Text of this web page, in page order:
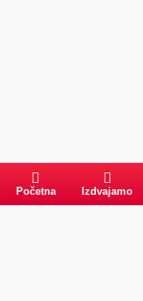
Početna Izdvajamo